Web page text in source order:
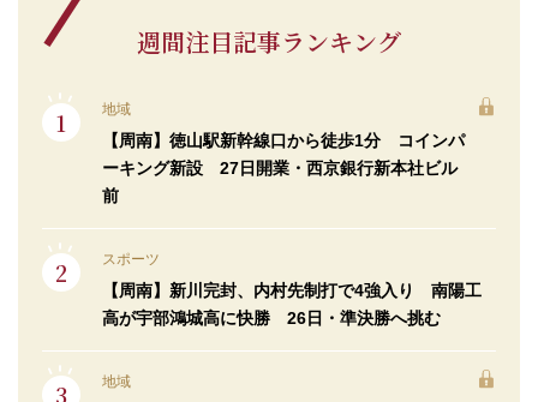
週間注目記事ランキング
地域
【周南】徳山駅新幹線口から徒歩1分 コインパ
ーキング新設 27日開業・西京銀行新本社ビル
前
スポーツ
【周南】新川完封、内村先制打で4強入り 南陽工
高が宇部鴻城高に快勝 26日・準決勝へ挑む
地域